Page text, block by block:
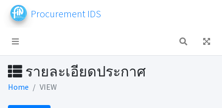
Procurement IDS
รายละเอียดประกาศ
Home VIEW